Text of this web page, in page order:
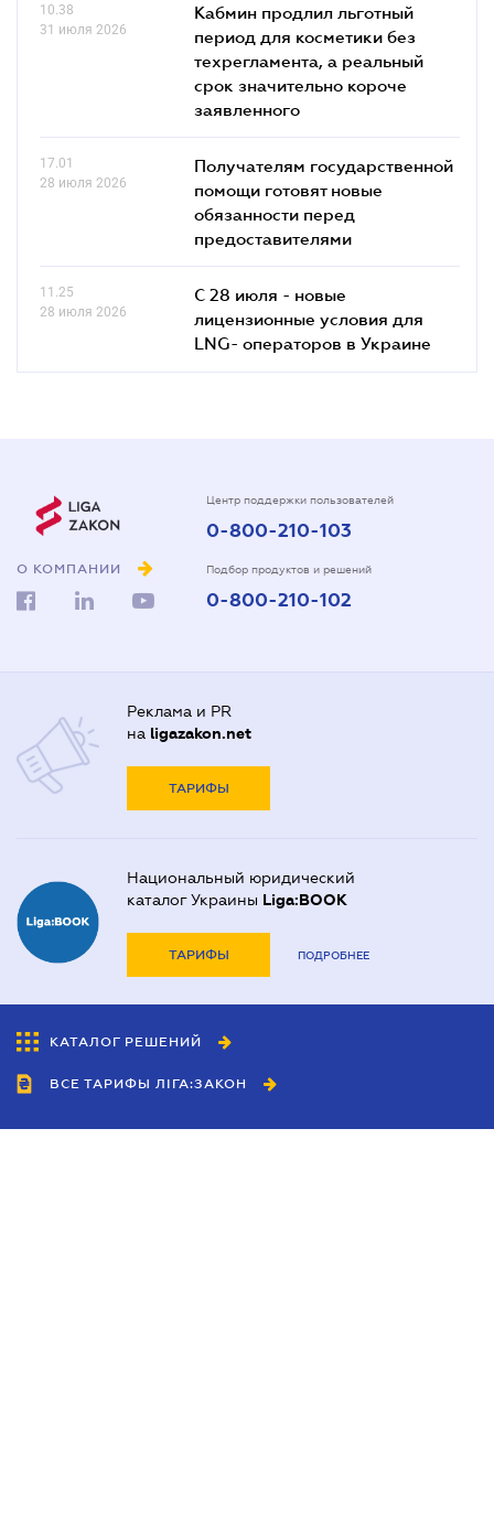
10.38
31 июля 2026
Кабмин продлил льготный
период для косметики без
техрегламента, а реальный
срок значительно короче
заявленного
17.01
28 июля 2026
Получателям государственной
помощи готовят новые
обязанности перед
предоставителями
11.25
28 июля 2026
С 28 июля - новые
лицензионные условия для
LNG- операторов в Украине
О КОМПАНИИ
Центр поддержки пользователей
0-800-210-103
Подбор продуктов и решений
0-800-210-102
Реклама и PR
на ligazakon.net
ТАРИФЫ
Национальный юридический
каталог Украины Liga:BOOK
ТАРИФЫ ПОДРОБНЕЕ
КАТАЛОГ РЕШЕНИЙ
ВСЕ ТАРИФЫ ЛІГА:ЗАКОН